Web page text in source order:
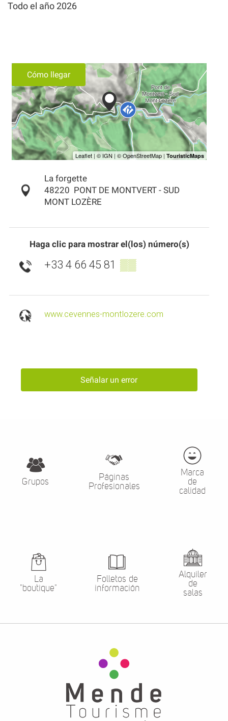
Todo el año 2026
Cómo llegar
La forgette
48220
PONT DE MONTVERT - SUD
MONT LOZÈRE
Haga clic para mostrar el(los) número(s)
+33 4 66 45 81 ▒▒
www.cevennes-montlozere.com
Señalar un error
Grupos
Páginas
Profesionales
Marca
de
calidad
La
"boutique"
Folletos de
información
Alquiler
de
salas